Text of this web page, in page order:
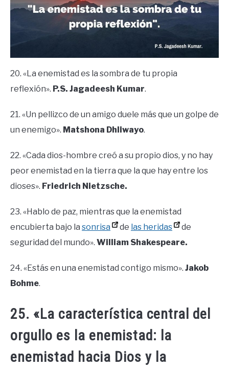
20. «La enemistad es la sombra de tu propia
reflexión». P.S. Jagadeesh Kumar.
21. «Un pellizco de un amigo duele más que un golpe de
un enemigo». Matshona Dhliwayo.
22. «Cada dios-hombre creó a su propio dios, y no hay
peor enemistad en la tierra que la que hay entre los
dioses». Friedrich Nietzsche.
23. «Hablo de paz, mientras que la enemistad
encubierta bajo la sonrisa de las heridas
de
seguridad del mundo». William Shakespeare.
24. «Estás en una enemistad contigo mismo». Jakob
Bohme.
25. «La característica central del
orgullo es la enemistad: la
enemistad hacia Dios y la